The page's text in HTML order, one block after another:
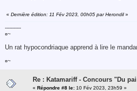
« Dernière édition: 11 Fév 2023, 00h05 par Herondil»
-----------
¤~
Un rat hypocondriaque apprend à lire le
¤~
Re : Katamariff - Concours "Du
« Répondre #8 le: 10 Fév 2023, 23h59 »